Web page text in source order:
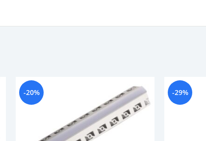
-20% -29%